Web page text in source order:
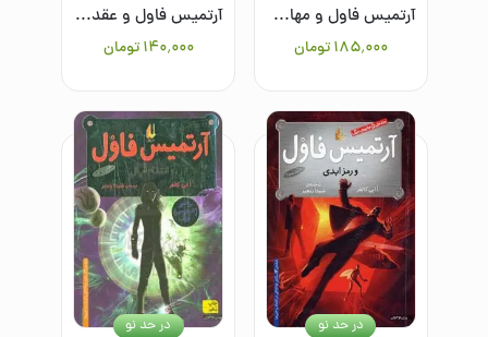
آرتمیس فاول و مهاجران گمشده/جلد پنجم
۱۸۵٬۰۰۰ تومان
آرتمیس فاول و عقده‌ی آتلانتیس7
۱۴۰٬۰۰۰ تومان
در حد نو در حد نو